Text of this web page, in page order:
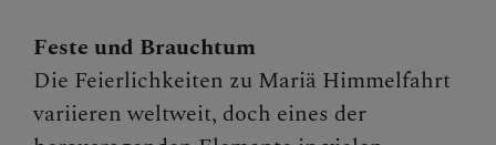
Feste und Brauchtum
Die Feierlichkeiten zu Mariä Himmelfahrt
variieren weltweit, doch eines der